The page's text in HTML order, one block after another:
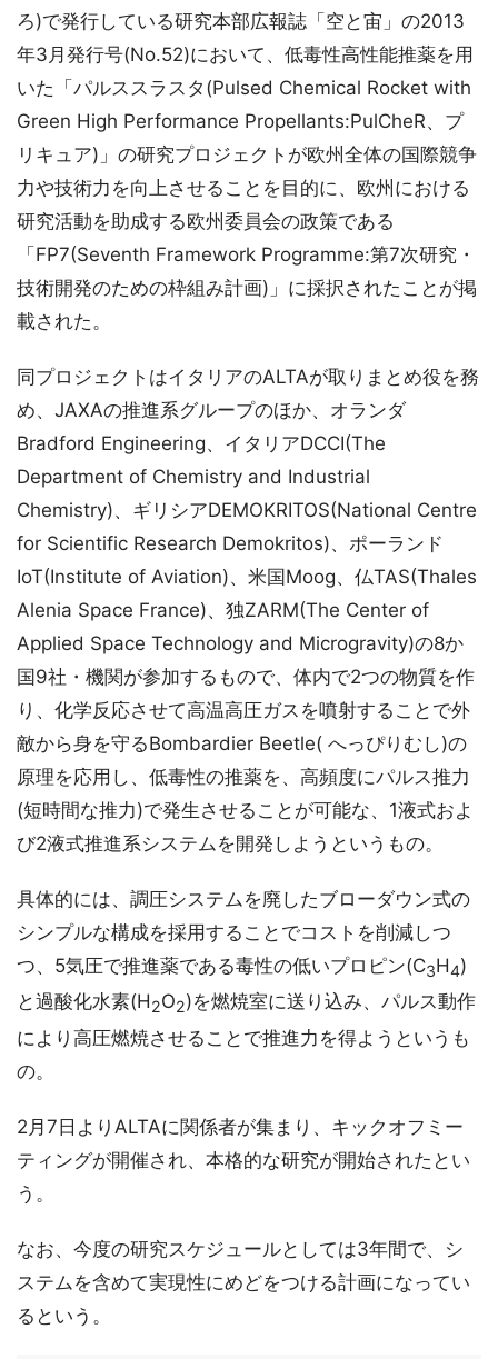
ろ)で発行している研究本部広報誌「空と宙」の2013
年3月発行号(No.52)において、低毒性高性能推薬を用
いた「パルススラスタ(Pulsed Chemical Rocket with
Green High Performance Propellants:PulCheR、プ
リキュア)」の研究プロジェクトが欧州全体の国際競争
力や技術力を向上させることを目的に、欧州における
研究活動を助成する欧州委員会の政策である
「FP7(Seventh Framework Programme:第7次研究・
技術開発のための枠組み計画)」に採択されたことが掲
載された。
同プロジェクトはイタリアのALTAが取りまとめ役を務
め、JAXAの推進系グループのほか、オランダ
Bradford Engineering、イタリアDCCI(The
Department of Chemistry and Industrial
Chemistry)、ギリシアDEMOKRITOS(National Centre
for Scientific Research Demokritos)、ポーランド
IoT(Institute of Aviation)、米国Moog、仏TAS(Thales
Alenia Space France)、独ZARM(The Center of
Applied Space Technology and Microgravity)の8か
国9社・機関が参加するもので、体内で2つの物質を作
り、化学反応させて高温高圧ガスを噴射することで外
敵から身を守るBombardier Beetle( へっぴりむし)の
原理を応用し、低毒性の推薬を、高頻度にパルス推力
(短時間な推力)で発生させることが可能な、1液式およ
び2液式推進系システムを開発しようというもの。
具体的には、調圧システムを廃したブローダウン式の
シンプルな構成を採用することでコストを削減しつ
つ、5気圧で推進薬である毒性の低いプロピン(C3H4)
と過酸化水素(H2O2)を燃焼室に送り込み、パルス動作
により高圧燃焼させることで推進力を得ようというも
の。
2月7日よりALTAに関係者が集まり、キックオフミー
ティングが開催され、本格的な研究が開始されたとい
う。
なお、今度の研究スケジュールとしては3年間で、シ
ステムを含めて実現性にめどをつける計画になってい
るという。